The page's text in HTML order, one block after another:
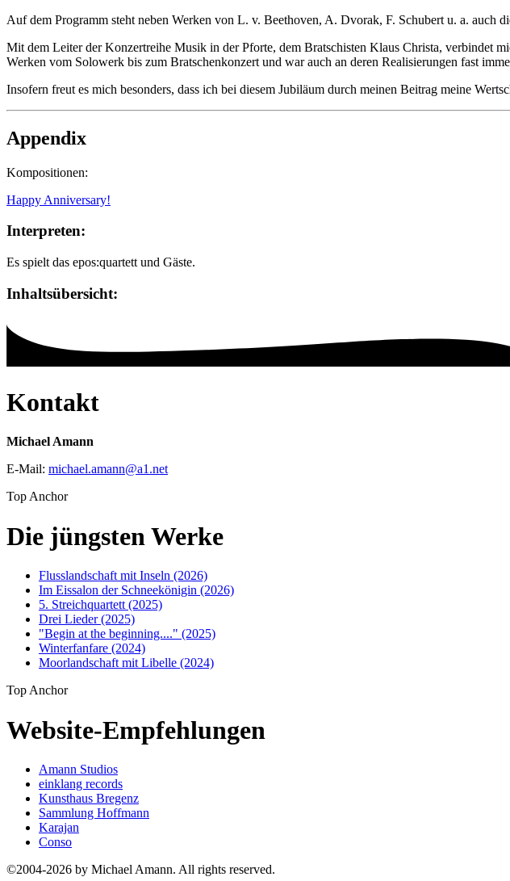
Auf dem Programm steht neben Werken von L. v. Beethoven, A. Dvorak, F. Schubert u. a. auch
Mit dem Leiter der Konzertreihe Musik in der Pforte, dem Bratschisten Klaus Christa, verbindet
Werken vom Solowerk bis zum Bratschenkonzert und war auch an deren Realisierungen fast
Insofern freut es mich besonders, dass ich bei diesem Jubiläum durch meinen Beitrag meine
Appendix
Kompositionen:
Happy Anniversary!
Interpreten:
Es spielt das epos:quartett und Gäste.
Inhaltsübersicht:
Kontakt
Michael Amann
E-Mail: michael.amann@a1 .net
Top Anchor
Die jüngsten Werke
Flusslandschaft mit Inseln (2026)
Im Eissalon der Schneekönigin (2026)
5. Streichquartett (2025)
Drei Lieder (2025)
"Begin at the beginning...." (2025)
Winterfanfare (2024)
Moorlandschaft mit Libelle (2024)
Top Anchor
Website-Empfehlungen
Amann Studios
einklang records
Kunsthaus Bregenz
Sammlung Hoffmann
Karajan
Conso
©2004-2026 by Michael Amann. All rights reserved.